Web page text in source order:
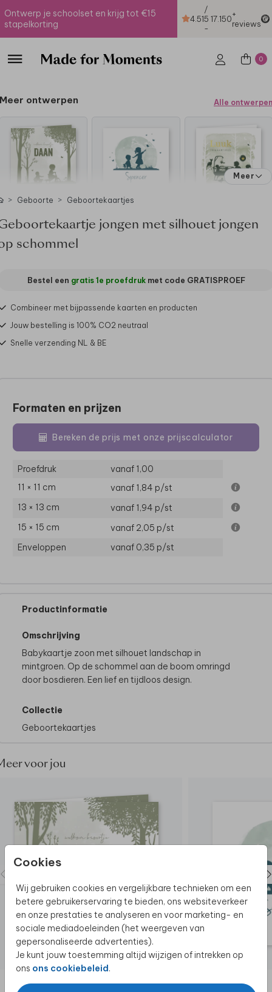
Ontwerp je schoolset en krijg tot €15
stapelkorting
4.51
/
5
-
17.150+
reviews
0
Cookies
Wij gebruiken cookies en vergelijkbare technieken om een
betere gebruikerservaring te bieden, ons websiteverkeer
en onze prestaties te analyseren en voor marketing- en
sociale mediadoeleinden (het weergeven van
gepersonaliseerde advertenties).
Je kunt jouw toestemming altijd wijzigen of intrekken op
ons ons cookiebeleid.
Meer ontwerpen Alle ontwerpen
Meer
Geboorte Geboortekaartjes
jongen met silhouet jongen
schommel
Bestel een gratis 1e proefdrukmet code GRATISPROEF
Combineer met bijpassende kaarten en producten
Jouw bestelling is 100% CO2 neutraal
Snelle verzending NL & BE
Formaten en prijzen
Bereken de prijs met onze prijscalculator
Proefdruk
vanaf 1,00
11 × 11 cm
vanaf 1,84 p/st
13 × 13 cm
vanaf 1,94 p/st
15 × 15 cm
vanaf 2,05 p/st
Enveloppen
vanaf 0,35 p/st
Productinformatie
Omschrijving
Babykaartje zoon met silhouet landschap in
mintgroen. Op de schommel aan de boom omringd
door bosdieren. Een lief en tijdloos design.
Collectie
Geboortekaartjes
voor jou